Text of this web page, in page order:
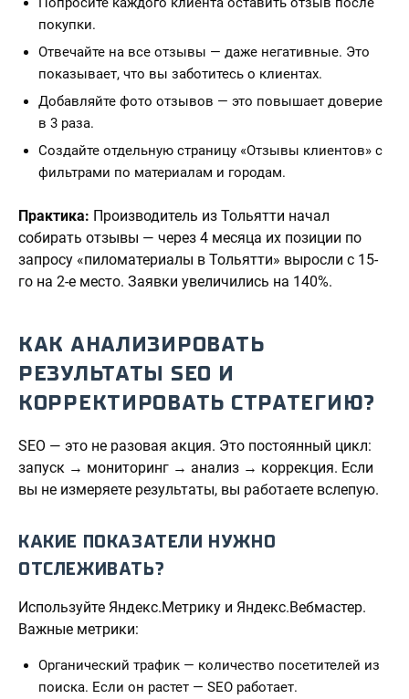
покупки.
Отвечайте на все отзывы — даже негативные. Это
показывает, что вы заботитесь о клиентах.
Добавляйте фото отзывов — это повышает доверие
в 3 раза.
Создайте отдельную страницу «Отзывы клиентов» с
фильтрами по материалам и городам.
Практика: Производитель из Тольятти начал
собирать отзывы — через 4 месяца их позиции по
запросу «пиломатериалы в Тольятти» выросли с 15-
го на 2-е место. Заявки увеличились на 140%.
КАК АНАЛИЗИРОВАТЬ
РЕЗУЛЬТАТЫ SEO И
КОРРЕКТИРОВАТЬ СТРАТЕГИЮ?
SEO — это не разовая акция. Это постоянный цикл:
запуск → мониторинг → анализ → коррекция. Если
вы не измеряете результаты, вы работаете вслепую.
КАКИЕ ПОКАЗАТЕЛИ НУЖНО
ОТСЛЕЖИВАТЬ?
Используйте Яндекс.Метрику и Яндекс.Вебмастер.
Важные метрики:
Органический трафик — количество посетителей из
поиска. Если он растет — SEO работает.